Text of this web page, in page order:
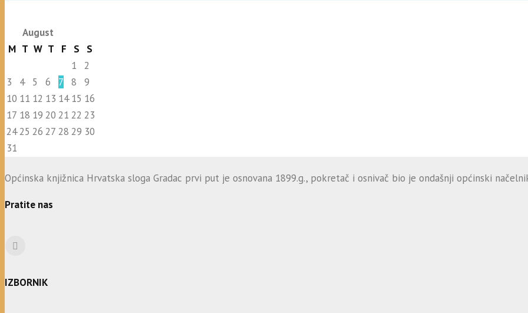
August
M T W T F S
S
1
2
3
4 5 6 7 8
9
10 11 12 13 14 15 16
17 18 19 20 21 22 23
2425 26 27 28 29 30
31
Općinska knjižnica Hrvatska sloga Gradac prvi put je osnovana 1899.g., pokretač i osnivač bio je ondašnji općinski
Pratite nas
IZBORNIK